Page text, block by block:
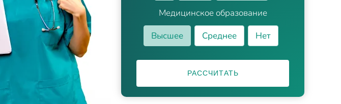
Медицинское образование
Высшее
Среднее Нет
РАССЧИТАТЬ